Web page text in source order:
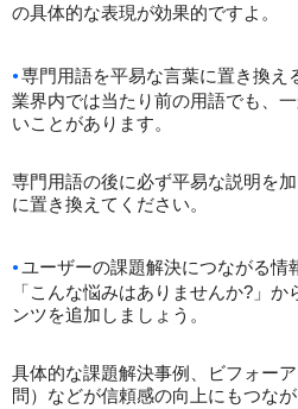
の具体的な表現が効果的ですよ。
専門用語を平易な言葉に置き換え
業界内では当たり前の用語でも、
いことがあります。
専門用語の後に必ず平易な説明を
に置き換えてください。
ユーザーの課題解決につながる情
「こんな悩みはありませんか?」
ンツを追加しましょう。
具体的な課題解決事例、ビフォー
問）などが信頼感の向上にもつなが